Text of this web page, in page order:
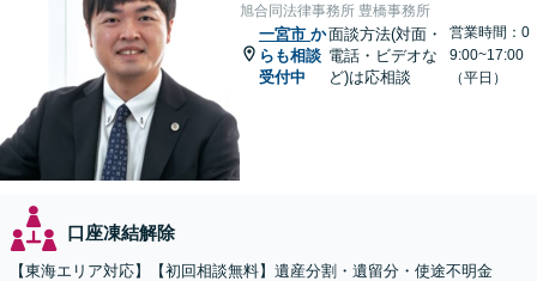
旭合同法律事務所 豊橋事務所
一宮市 か
らも相談
受付中
面談方法(対面・
電話・ビデオな
ど)は応相談
営業時間：0
9:00~17:00
（平日）
口座凍結解除
【東海エリア対応】【初回相談無料】遺産分割・遺留分・使途不明金